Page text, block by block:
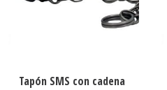
Tapón SMS con cadena